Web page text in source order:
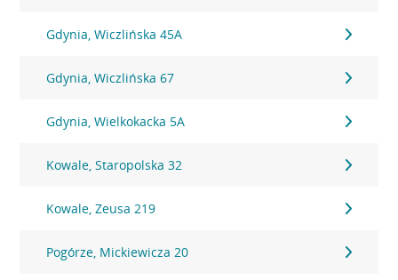
Gdynia, Wiczlińska 45A
Gdynia, Wiczlińska 67
Gdynia, Wielkokacka 5A
Kowale, Staropolska 32
Kowale, Zeusa 219
Pogórze, Mickiewicza 20